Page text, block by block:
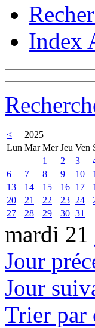
Index
< 2025
Lun Mar Mer Jeu Ven
1
2 3
6
7 8 9 10
13
14 15 16 17
20
21 22 23 24
27
28 29 30 31
mardi 21
Jour
Jour
Trier par